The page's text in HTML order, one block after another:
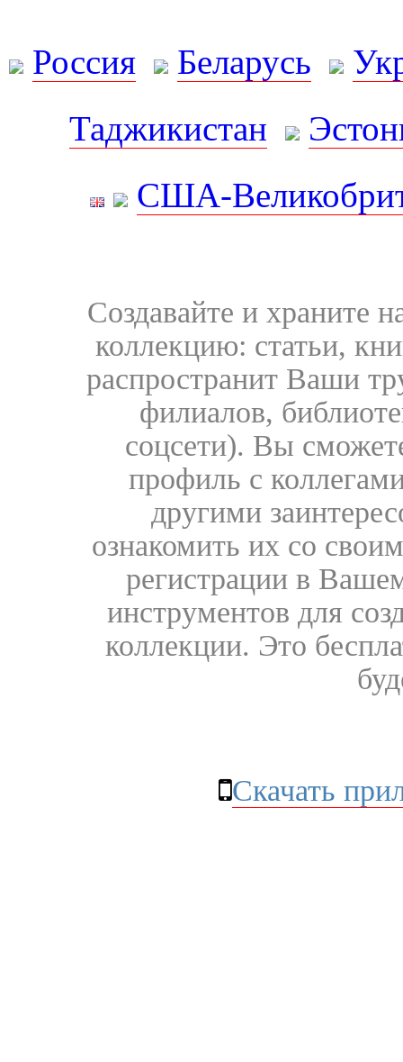
Россия Беларусь
Таджикистан
США-
Создавайте и храните
коллекцию: статьи,
распространит Ваши
филиалов,
соцсети). Вы
профиль с
другими
ознакомить их со
регистрации в
инструментов для
коллекции. Это
Скачать